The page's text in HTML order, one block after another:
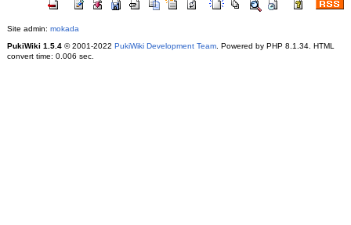
Site admin: mokada
PukiWiki 1.5.4© 2001-2022 PukiWiki Development Team. Powered by PHP 8.1.34. HTML
convert time: 0.006 sec.